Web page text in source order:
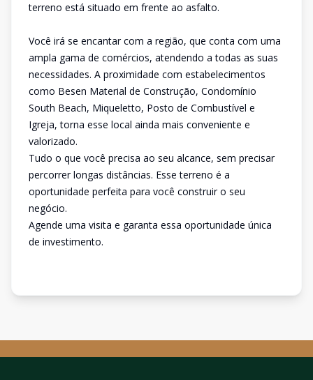
terreno está situado em frente ao asfalto.
Você irá se encantar com a região, que conta com uma
ampla gama de comércios, atendendo a todas as suas
necessidades. A proximidade com estabelecimentos
como Besen Material de Construção, Condomínio
South Beach, Miqueletto, Posto de Combustível e
Igreja, torna esse local ainda mais conveniente e
valorizado.
Tudo o que você precisa ao seu alcance, sem precisar
percorrer longas distâncias. Esse terreno é a
oportunidade perfeita para você construir o seu
negócio.
Agende uma visita e garanta essa oportunidade única
de investimento.